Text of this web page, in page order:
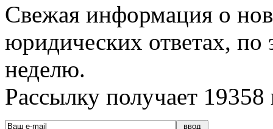
Свежая информация о
юридических ответах, по
неделю.
Рассылку получает 19358